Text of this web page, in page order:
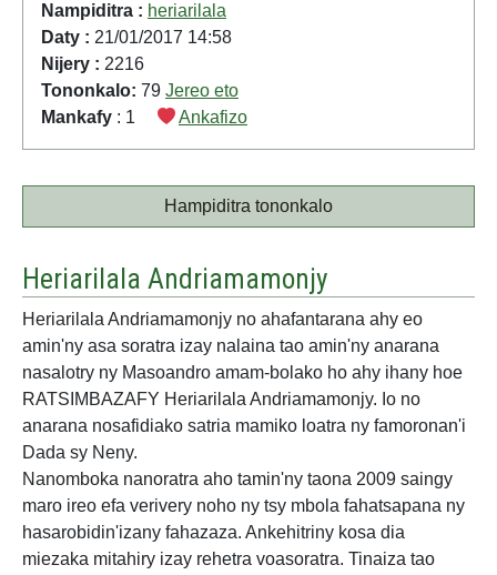
Nampiditra : heriarilala
Daty : 21/01/2017 14:58
Nijery : 2216
Tononkalo: 79 Jereo eto
Mankafy : 1 Ankafizo
Hampiditra tononkalo
Heriarilala Andriamamonjy
Heriarilala Andriamamonjy no ahafantarana ahy eo
amin'ny asa soratra izay nalaina tao amin'ny anarana
nasalotry ny Masoandro amam-bolako ho ahy ihany hoe
RATSIMBAZAFY Heriarilala Andriamamonjy. Io no
anarana nosafidiako satria mamiko loatra ny famoronan'i
Dada sy Neny.
Nanomboka nanoratra aho tamin'ny taona 2009 saingy
maro ireo efa verivery noho ny tsy mbola fahatsapana ny
hasarobidin'izany fahazaza. Ankehitriny kosa dia
miezaka mitahiry izay rehetra voasoratra. Tinaiza tao